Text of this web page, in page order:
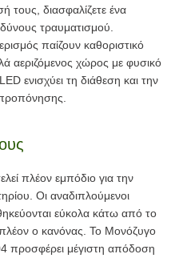
τους, διασφαλίζετε ένα
τραυματισμού.
παίζουν καθοριστικό
αεριζόμενος χώρος με φυσικό
ενισχύει τη διάθεση και την
πλέον εμπόδιο για την
Οι αναδιπλούμενοι
εύκολα κάτω από το
ο κανόνας. Το Μονόζυγο
προσφέρει μέγιστη απόδοση